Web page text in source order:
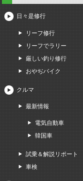
日々是修行
リーフ修行
リーフでラリー
厳しい釣り修行
おやぢバイク
クルマ
最新情報
電気自動車
韓国車
試乗＆解説リポート
車検